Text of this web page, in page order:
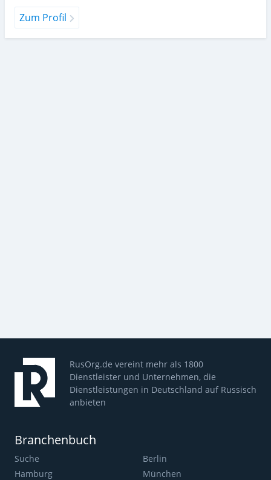
Zum Profil
RusOrg.de vereint mehr als 1800
Dienstleister und Unternehmen, die
Dienstleistungen in Deutschland auf Russisch
anbieten
Branchenbuch
Suche
Berlin
Hamburg
München